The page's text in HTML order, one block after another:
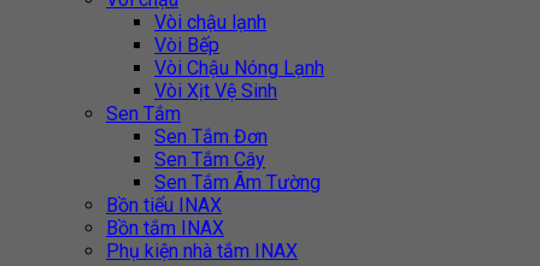
Vòi chậu lạnh
Vòi Bếp
Vòi Chậu Nóng Lạnh
Vòi Xịt Vệ Sinh
Sen Tắm
Sen Tắm Đơn
Sen Tắm Cây
Sen Tắm Âm Tường
Bồn tiểu INAX
Bồn tắm INAX
Phụ kiện nhà tắm INAX